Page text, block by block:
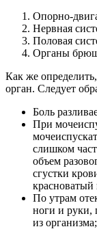
Опорно-
Нервная
Половая
Органы
Как же
орган. Следует
Боль
При
слишком
объем
сгустки
красноватый
По утрам
ноги и руки,
из организма;